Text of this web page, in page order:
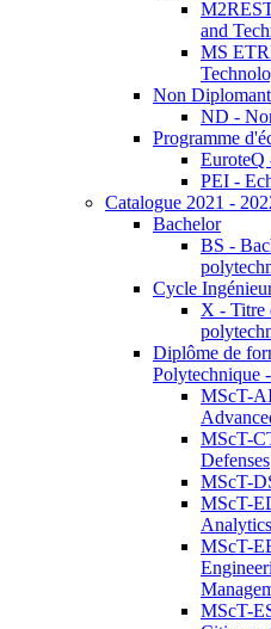
and
MS
Non Diplomant
ND -
Programme
EuroteQ
PEI -
Catalogue 2021 -
Bachelor
BS -
Cycle
X - Titre
Diplôme de
Polytechnique
MScT-
MScT-
Defenses
MScT-
MScT-
MScT-
MScT-